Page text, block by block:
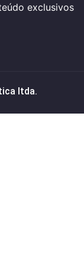
exclusivos
ltda.